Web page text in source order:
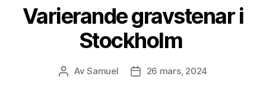
Varierande gravstenar i
Stockholm
Inläggsförfattare
AvSamuel Inläggsdatum
26 mars, 2024